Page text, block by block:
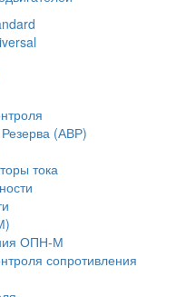
(АВР)
тока
ОПН-М
сопротивления